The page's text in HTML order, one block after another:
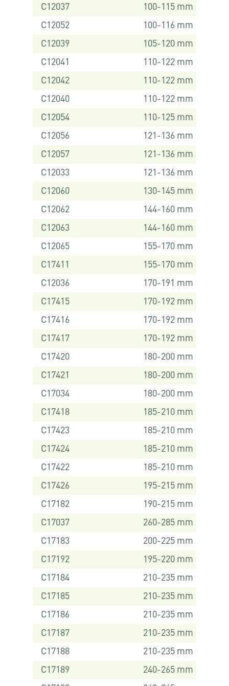
C12037
100-115 mm
C12052
100-116 mm
C12039
105-120 mm
C12041
110-122 mm
C12042
110-122 mm
C12040
110-122 mm
C12054
110-125 mm
C12056
121-136 mm
C12057
121-136 mm
C12033
121-136 mm
C12060
130-145 mm
C12062
144-160 mm
C12063
144-160 mm
C12065
155-170 mm
C17411
155-170 mm
C12036
170-191 mm
C17415
170-192 mm
C17416
170-192 mm
C17417
170-192 mm
C17420
180-200 mm
C17421
180-200 mm
C17034
180-200 mm
C17418
185-210 mm
C17423
185-210 mm
C17424
185-210 mm
C17422
185-210 mm
C17426
195-215 mm
C17182
190-215 mm
C17037
260-285 mm
C17183
200-225 mm
C17192
195-220 mm
C17184
210-235 mm
C17185
210-235 mm
C17186
210-235 mm
C17187
210-235 mm
C17188
210-235 mm
C17189
240-265 mm